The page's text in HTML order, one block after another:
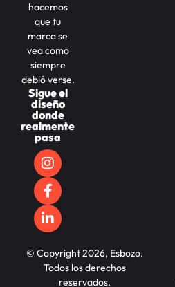
hacemos
que tu
marca se
vea como
siempre
debió verse.
Sigue el
diseño
donde
realmente
pasa
© Copyright 2026, Esbozo.
Todos los derechos
reservados.